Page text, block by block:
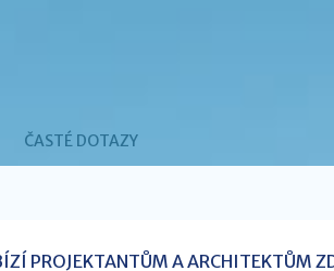
ČASTÉ DOTAZY
PROJEKTANTŮM A ARCHITEKTŮM